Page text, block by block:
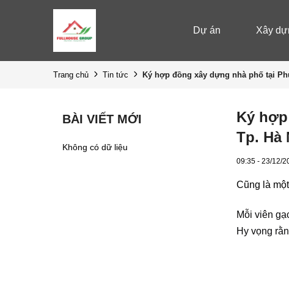
Dự án Xây
Trang chủ Tin tức Ký hợp đồng xây dựng nhà phố tại
BÀI VIẾT MỚI
Không có dữ liệu
Ký
Tp. Hà
09:35 - 23/12/
Cũng là
Mỗi viên gạ
Hy vọng rằ